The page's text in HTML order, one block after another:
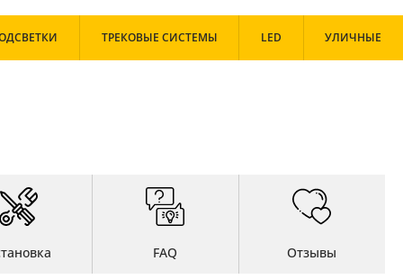
ТРЕКОВЫЕ СИСТЕМЫ LED УЛИЧНЫЕ
FAQ Отзывы